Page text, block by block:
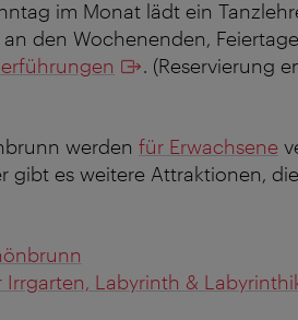
im Monat lädt ein
den Wochenenden,
. (Reservierung
werden für Erwachsene
gibt es weitere Attraktionen,
Labyrinth &